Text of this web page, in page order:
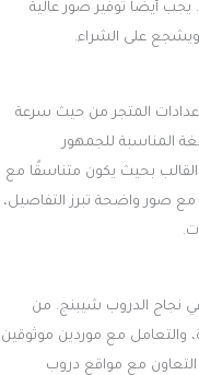
أيضًا توفير صور عالية
على الشراء.
المتجر من حيث سرعة
المناسبة للجمهور
بحيث يكون متناسقًا مع
صور واضحة تبرز التفاصيل،
نجاح الدروب شيبنج. من
والتعامل مع موردين موثوقين
مع مواقع دروب